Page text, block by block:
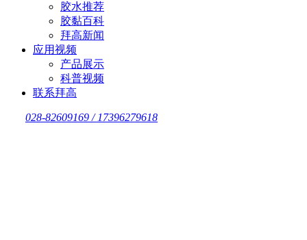
胶水推荐
胶黏百科
拜高新闻
应用视频
产品展示
科普视频
联系拜高
028-82609169 / 17396279618